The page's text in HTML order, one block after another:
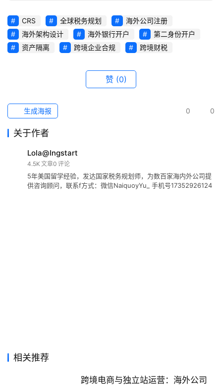
CRS 全球税务规划
海外公司注册
海外架构设计
海外银行开户
第二身份开户
资产隔离
跨境企业合规 跨境财税
赞 (0)
0 0
生成海报
关于作者
Lola@Ingstart
4.5K 文章0 评论
5年美国留学经验，发达国家税务规划师，为数百家海内外公司提
供咨询顾问，联系f方式：微信NaiquoyYu_ 手机号17352926124
相关推荐
跨境电商与独立站运营：海外公司